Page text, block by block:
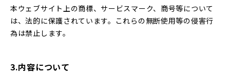
本ウェブサイト上の商標、サービスマーク、商号等について
は、法的に保護されています。これらの無断使用等の侵害行
為は禁止します。
3.内容について